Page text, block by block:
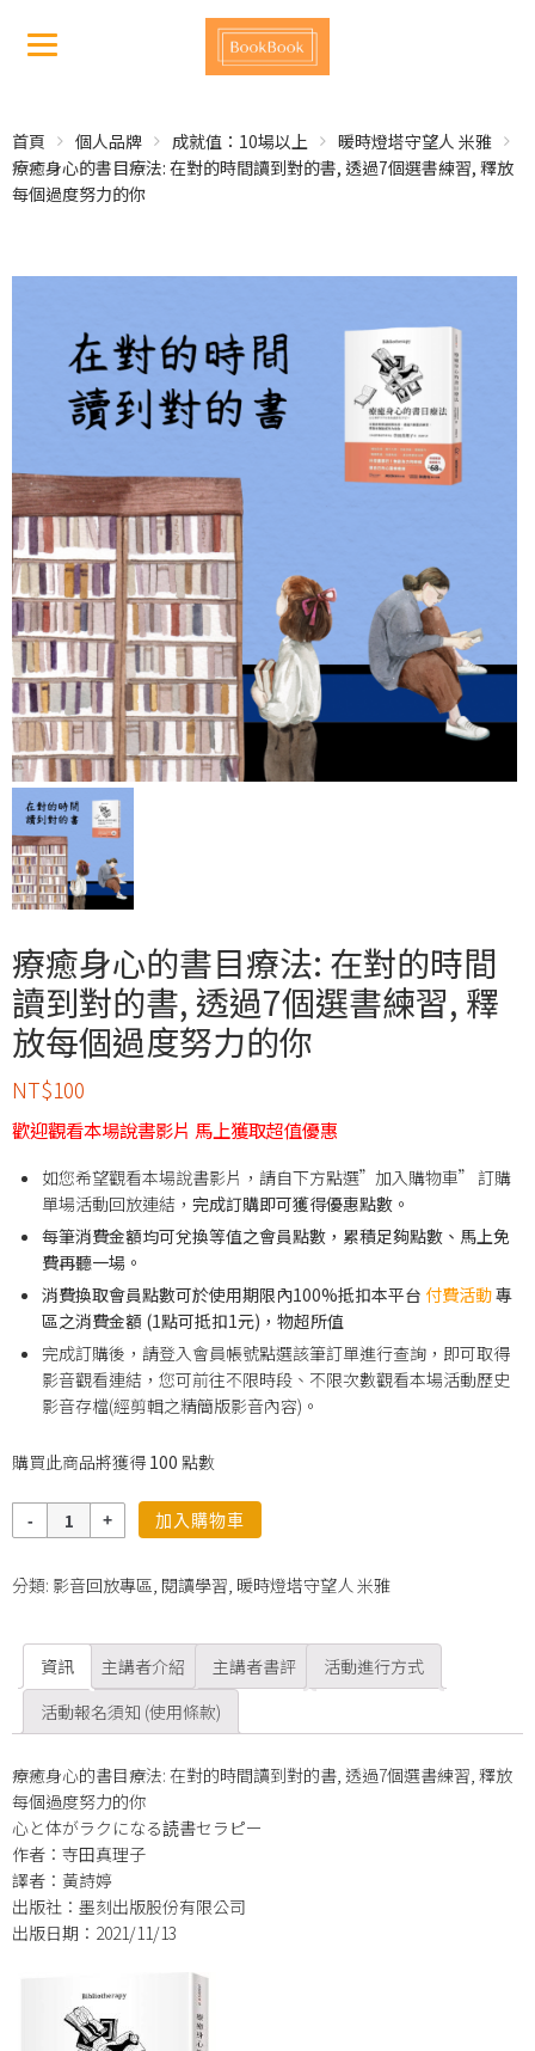
首頁 個人品牌 成就值：10場以上
暖時燈塔守望人 米雅
療癒身心的書目療法: 在對的時間讀到對的書, 透過7個選書練習, 釋放
每個過度努力的你
療癒身心的書目療法: 在對的時間
讀到對的書, 透過7個選書練習, 釋
放每個過度努力的你
NT$100
歡迎觀看本場說書影片 馬上獲取超值優惠
如您希望觀看本場說書影片，請自下方點選”加入購物車” 訂購
單場活動回放連結， 完成訂購即可獲得優惠點數。
每筆消費金額均可兌換等值之會員點數，累積足夠點數、馬上免
費再聽一場。
消費換取會員點數可於使用期限內100%抵扣本平台 付費活動專
區之消費金額 (1點可抵扣1元)，物超所值
完成訂購後，請登入會員帳號點選該筆訂單進行查詢，即可取得
影音觀看連結，您可前往不限時段、不限次數觀看本場活動歷史
影音存檔(經剪輯之精簡版影音內容)。
購買此商品將獲得 100 點數
量
加入購物車
分類: 影音回放專區, 閱讀學習, 暖時燈塔守望人 米雅
資訊 主講者介紹 主講者書評
活動進行方式
活動報名須知 (使用條款)
療癒身心的書目療法: 在對的時間讀到對的書, 透過7個選書練習, 釋放
每個過度努力的你
心と体がラクになる読書セラピー
作者：寺田真理子
譯者：黃詩婷
出版社：墨刻出版股份有限公司
出版日期：2021/11/13